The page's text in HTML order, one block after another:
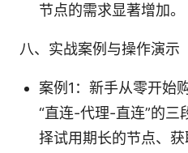
节点的需求显著增加。
八、实战案例与操作演示
案例1：新手从零开始
“直连-代理-直连”的三
择试用期长的节点、获